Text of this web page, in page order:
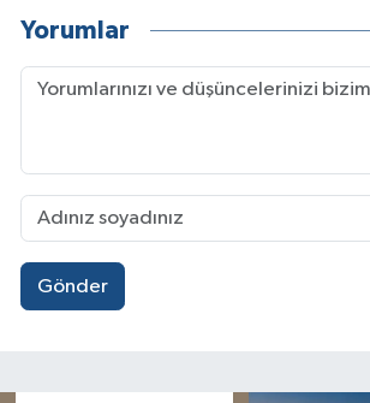
Yorumlar
Gönder